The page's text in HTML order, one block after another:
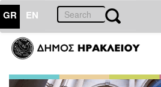
GR EN
ΠΟΛΙΤΙΣΜΟΣ
Πινακοθήκη